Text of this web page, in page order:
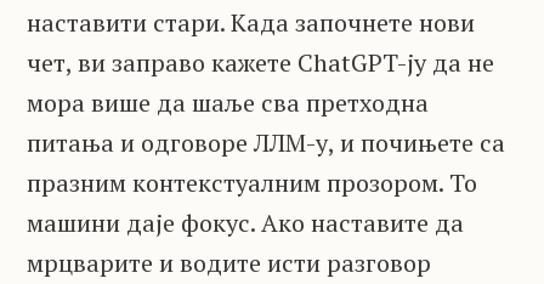
наставити стари. Када започнете нови
чет, ви заправо кажете ChatGPT-ју да не
мора више да шаље сва претходна
питања и одговоре ЛЛМ-у, и почињете са
празним контекстуалним прозором. То
машини даје фокус. Ако наставите да
мрцварите и водите исти разговор